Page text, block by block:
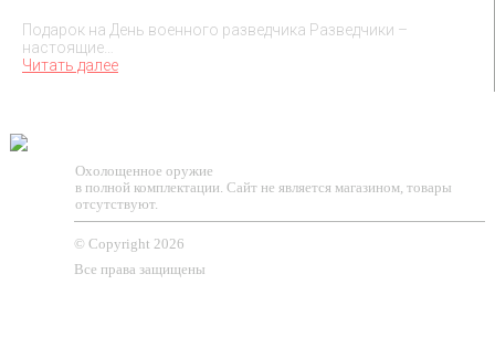
Подарок на День военного разведчика Разведчики –
настоящие…
Читать далее
Охолощенное оружие
в полной комплектации. Сайт не является магазином, товары
отсутствуют.
© Copyright 2026
Все права защищены